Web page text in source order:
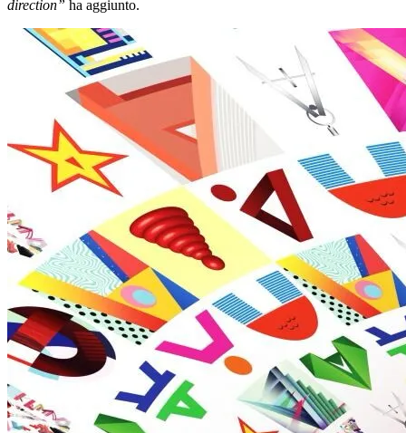
direction” ha aggiunto.